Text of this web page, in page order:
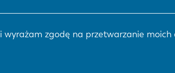
i wyrażam zgodę na przetwarzanie moich